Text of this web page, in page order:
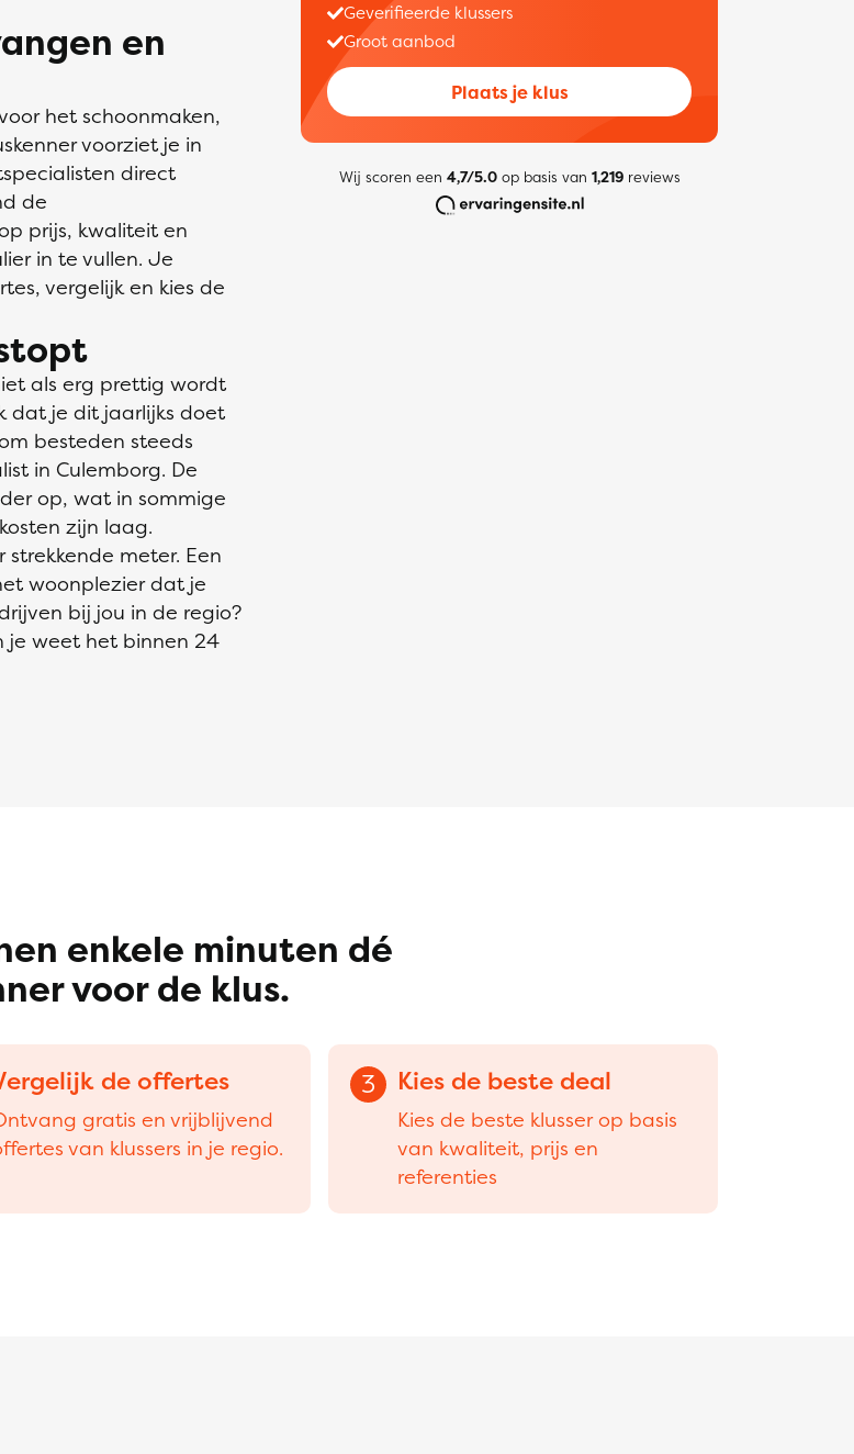
en
het schoonmaken,
voorziet je in
direct
de
prijs, kwaliteit en
in te vullen. Je
vergelijk en kies de
als erg prettig wordt
dat je dit jaarlijks doet
besteden steeds
in Culemborg. De
op, wat in sommige
zijn laag.
meter. Een
woonplezier dat je
bij jou in de regio?
je weet het binnen 24
Geverifieerde klussers
Groot aanbod
Plaats je klus
Wij scoren een 4,7/5.0op basis van 1,219reviews
enkele minuten dé
voor de klus.
de offertes
gratis en vrijblijvend
van klussers in je regio.
3 Kies de beste deal
Kies de beste klusser op basis
van kwaliteit, prijs en
referenties